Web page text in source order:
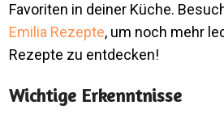
Favoriten in deiner Küche.
Emilia Rezepte, um noch mehr
Rezepte zu entdecken!
Wichtige Erkenntnisse